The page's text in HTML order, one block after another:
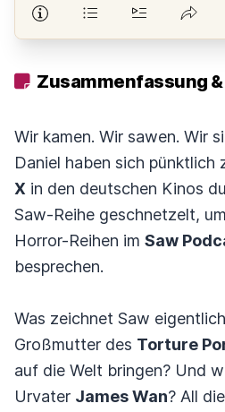
Zusammenfassung
Wir kamen. Wir sawen. Wir
Daniel haben sich pünktlich
X in den deutschen Kinos
Saw-Reihe geschnetzelt,
Horror-Reihen im Saw
besprechen.
Was zeichnet Saw
Großmutter des Torture
auf die Welt bringen? Und
Urvater James Wan? All